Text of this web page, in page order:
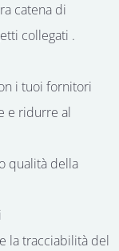
catena di
collegati .
i tuoi fornitori
e ridurre al
qualità della
la tracciabilità del